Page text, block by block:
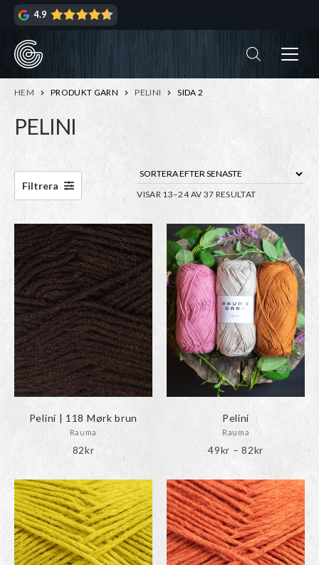
Hoppa
navigering
Hoppa
innehåll
4.9
HEM PRODUKT GARN PELINI SIDA 2
PELINI
VISAR 13–24 AV 37 RESULTATSORTERA
Filtrera
Pelini | 118 Mørk brun
Rauma
82kr
Pelini
Rauma
49kr – 82kr
till
82kr